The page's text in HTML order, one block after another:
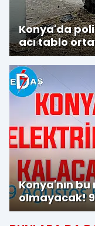
Konya'da
acı tablo
Konya'nın
olmayacak!